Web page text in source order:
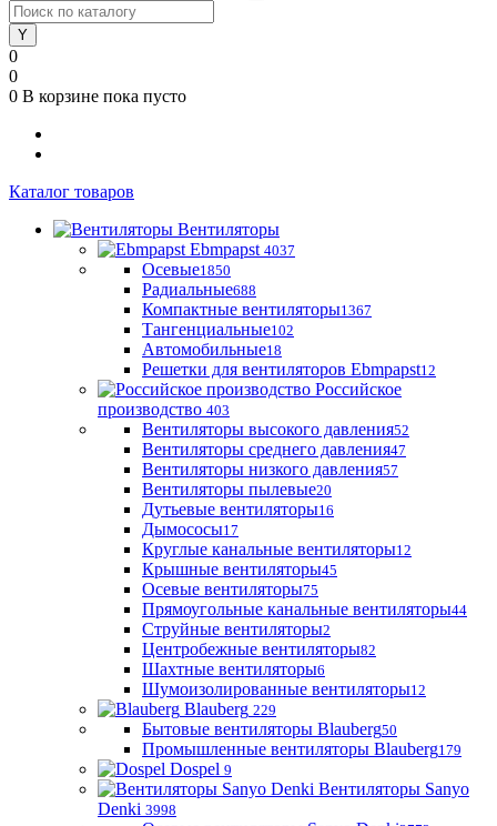
0
0
0 В корзине пока пусто
Каталог товаров
Вентиляторы
Ebmpapst 4037
Осевые1850
Радиальные688
Компактные вентиляторы1367
Тангенциальные102
Автомобильные18
Решетки для вентиляторов Ebmpapst12
Российское
производство 403
Вентиляторы высокого давления52
Вентиляторы среднего давления47
Вентиляторы низкого давления57
Вентиляторы пылевые20
Дутьевые вентиляторы16
Дымососы17
Круглые канальные вентиляторы12
Крышные вентиляторы45
Осевые вентиляторы75
Прямоугольные канальные вентиляторы44
Струйные вентиляторы2
Центробежные вентиляторы82
Шахтные вентиляторы6
Шумоизолированные вентиляторы12
Blauberg 229
Бытовые вентиляторы Blauberg50
Промышленные вентиляторы Blauberg179
Dospel 9
Вентиляторы Sanyo
Denki 3998